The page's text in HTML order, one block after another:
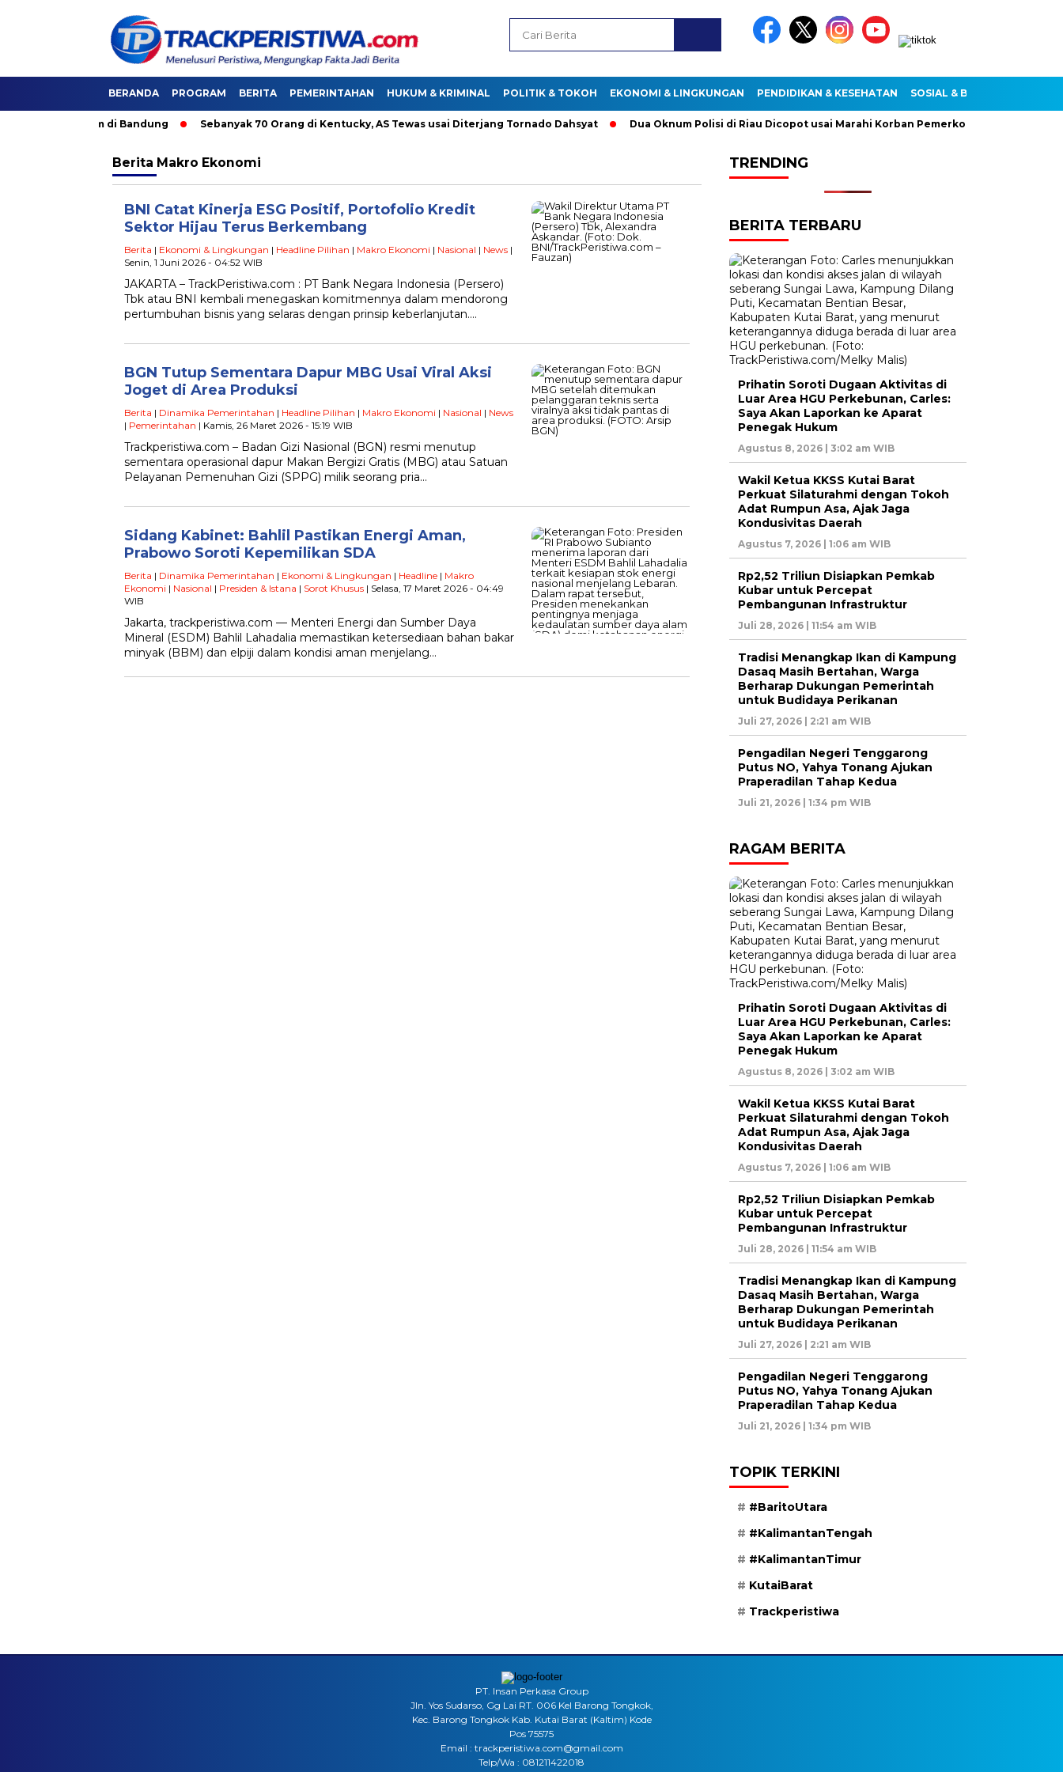
BERANDA PROGRAM BERITA PEMERINTAHAN HUKUM & KRIMINAL POLITIK & TOKOH EKONOMI & LINGKUNGAN PENDIDIKAN & KESEHATAN SOSIAL & BUDAYA
Umum di Bandung Sebanyak 70 Orang di Kentucky, AS Tewas usai Diterjang Tornado Dahsyat Dua Oknum Polisi di Riau Dicopot usai Marahi Korban Pemerkosaan
Berita Makro Ekonomi
BNI Catat Kinerja ESG Positif, Portofolio Kredit
Sektor Hijau Terus Berkembang
Berita | Ekonomi & Lingkungan | Headline Pilihan | Makro Ekonomi | Nasional | News |
Senin, 1 Juni 2026 - 04:52 WIB
JAKARTA – TrackPeristiwa.com : PT Bank Negara Indonesia (Persero)
Tbk atau BNI kembali menegaskan komitmennya dalam mendorong
pertumbuhan bisnis yang selaras dengan prinsip keberlanjutan….
BGN Tutup Sementara Dapur MBG Usai Viral Aksi
Joget di Area Produksi
Berita | Dinamika Pemerintahan | Headline Pilihan | Makro Ekonomi | Nasional | News
| Pemerintahan | Kamis, 26 Maret 2026 - 15:19 WIB
Trackperistiwa.com – Badan Gizi Nasional (BGN) resmi menutup
sementara operasional dapur Makan Bergizi Gratis (MBG) atau Satuan
Pelayanan Pemenuhan Gizi (SPPG) milik seorang pria…
Sidang Kabinet: Bahlil Pastikan Energi Aman,
Prabowo Soroti Kepemilikan SDA
Berita | Dinamika Pemerintahan | Ekonomi & Lingkungan | Headline | Makro
Ekonomi | Nasional | Presiden & Istana | Sorot Khusus | Selasa, 17 Maret 2026 - 04:49
WIB
Jakarta, trackperistiwa.com — Menteri Energi dan Sumber Daya
Mineral (ESDM) Bahlil Lahadalia memastikan ketersediaan bahan bakar
minyak (BBM) dan elpiji dalam kondisi aman menjelang…
TRENDING
BERITA TERBARU
Prihatin Soroti Dugaan Aktivitas di
Luar Area HGU Perkebunan, Carles:
Saya Akan Laporkan ke Aparat
Penegak Hukum
Agustus 8, 2026 | 3:02 am WIB
Wakil Ketua KKSS Kutai Barat
Perkuat Silaturahmi dengan Tokoh
Adat Rumpun Asa, Ajak Jaga
Kondusivitas Daerah
Agustus 7, 2026 | 1:06 am WIB
Rp2,52 Triliun Disiapkan Pemkab
Kubar untuk Percepat
Pembangunan Infrastruktur
Juli 28, 2026 | 11:54 am WIB
Tradisi Menangkap Ikan di Kampung
Dasaq Masih Bertahan, Warga
Berharap Dukungan Pemerintah
untuk Budidaya Perikanan
Juli 27, 2026 | 2:21 am WIB
Pengadilan Negeri Tenggarong
Putus NO, Yahya Tonang Ajukan
Praperadilan Tahap Kedua
Juli 21, 2026 | 1:34 pm WIB
RAGAM BERITA
Prihatin Soroti Dugaan Aktivitas di
Luar Area HGU Perkebunan, Carles:
Saya Akan Laporkan ke Aparat
Penegak Hukum
Agustus 8, 2026 | 3:02 am WIB
Wakil Ketua KKSS Kutai Barat
Perkuat Silaturahmi dengan Tokoh
Adat Rumpun Asa, Ajak Jaga
Kondusivitas Daerah
Agustus 7, 2026 | 1:06 am WIB
Rp2,52 Triliun Disiapkan Pemkab
Kubar untuk Percepat
Pembangunan Infrastruktur
Juli 28, 2026 | 11:54 am WIB
Tradisi Menangkap Ikan di Kampung
Dasaq Masih Bertahan, Warga
Berharap Dukungan Pemerintah
untuk Budidaya Perikanan
Juli 27, 2026 | 2:21 am WIB
Pengadilan Negeri Tenggarong
Putus NO, Yahya Tonang Ajukan
Praperadilan Tahap Kedua
Juli 21, 2026 | 1:34 pm WIB
TOPIK TERKINI
#BaritoUtara
#KalimantanTengah
#KalimantanTimur
KutaiBarat
Trackperistiwa
PT. Insan Perkasa Group
Jln. Yos Sudarso, Gg Lai RT. 006 Kel Barong Tongkok,
Kec. Barong Tongkok Kab. Kutai Barat (Kaltim) Kode
Pos 75575
Email : trackperistiwa.com@gmail.com
Telp/Wa : 081211422018